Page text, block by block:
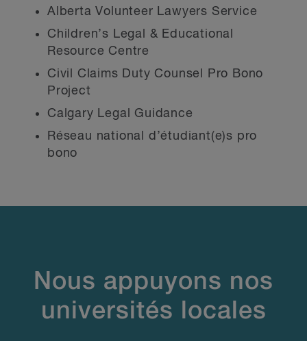
Alberta Volunteer Lawyers Service
Children’s Legal & Educational
Resource Centre
Civil Claims Duty Counsel Pro Bono
Project
Calgary Legal Guidance
Réseau national d’étudiant(e)s pro
bono
Nous appuyons nos
universités locales